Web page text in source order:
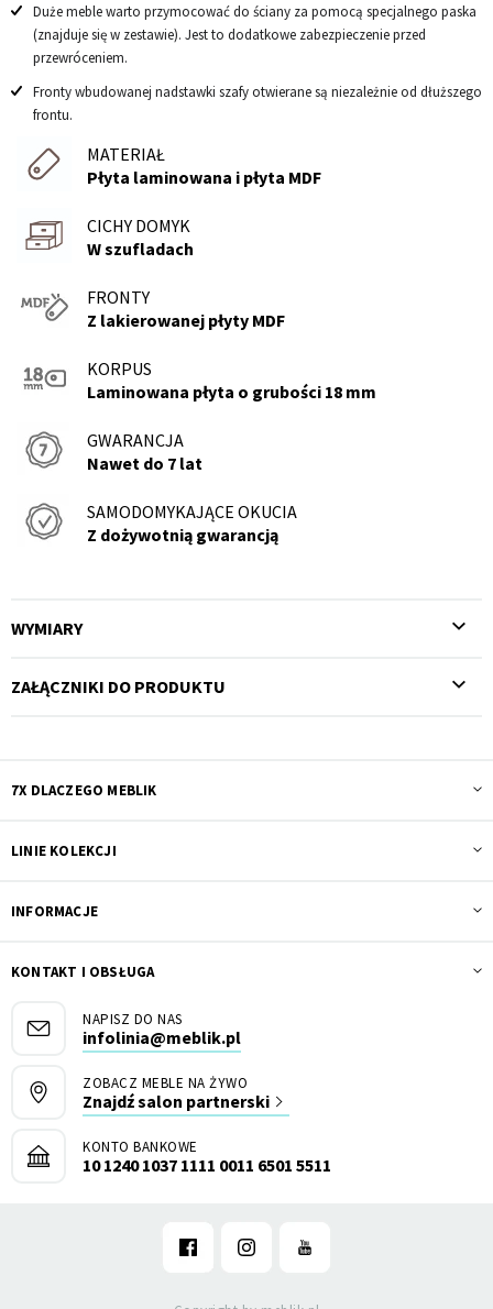
Duże meble warto przymocować do ściany za pomocą specjalnego paska
(znajduje się w zestawie). Jest to dodatkowe zabezpieczenie przed
przewróceniem.
Fronty wbudowanej nadstawki szafy otwierane są niezależnie od dłuższego
frontu.
MATERIAŁ
Płyta laminowana i płyta MDF
CICHY DOMYK
W szufladach
FRONTY
Z lakierowanej płyty MDF
KORPUS
Laminowana płyta o grubości 18 mm
GWARANCJA
Nawet do 7 lat
SAMODOMYKAJĄCE OKUCIA
Z dożywotnią gwarancją
WYMIARY
ZAŁĄCZNIKI DO PRODUKTU
7X DLACZEGO MEBLIK
LINIE KOLEKCJI
INFORMACJE
KONTAKT I OBSŁUGA
NAPISZ DO NAS
infolinia@meblik.pl
ZOBACZ MEBLE NA ŻYWO
Znajdź salon partnerski
KONTO BANKOWE
10 1240 1037 1111 0011 6501 5511